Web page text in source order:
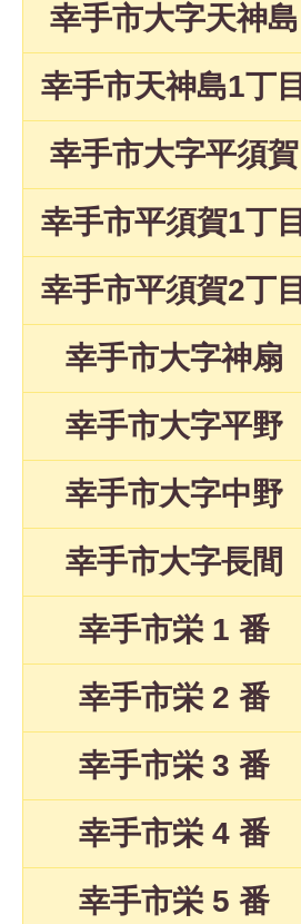
幸手市大字天神島
幸手市天神島1丁目
幸手市大字平須賀
幸手市平須賀1丁目
幸手市平須賀2丁目
幸手市大字神扇
幸手市大字平野
幸手市大字中野
幸手市大字長間
幸手市栄 1 番
幸手市栄 2 番
幸手市栄 3 番
幸手市栄 4 番
幸手市栄 5 番